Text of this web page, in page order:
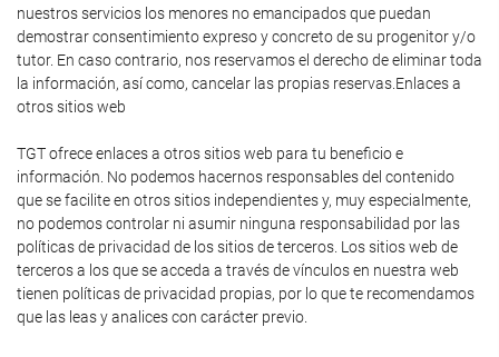
nuestros servicios los menores no emancipados que puedan
demostrar consentimiento expreso y concreto de su progenitor y/o
tutor. En caso contrario, nos reservamos el derecho de eliminar toda
la información, así como, cancelar las propias reservas.Enlaces a
otros sitios web
TGT ofrece enlaces a otros sitios web para tu beneficio e
información. No podemos hacernos responsables del contenido
que se facilite en otros sitios independientes y, muy especialmente,
no podemos controlar ni asumir ninguna responsabilidad por las
políticas de privacidad de los sitios de terceros. Los sitios web de
terceros a los que se acceda a través de vínculos en nuestra web
tienen políticas de privacidad propias, por lo que te recomendamos
que las leas y analices con carácter previo.